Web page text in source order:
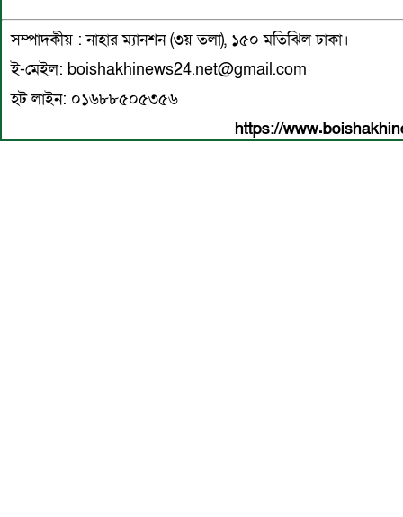
সম্পাদকীয় : নাহার ম্যানশন (৩য় তলা), ১৫০ মতিঝিল ঢাকা।
ই-মেইল: boishakhinews24.net@gmail.com
হট লাইন: ০১৬৮৮৫০৫৩৫৬
https://